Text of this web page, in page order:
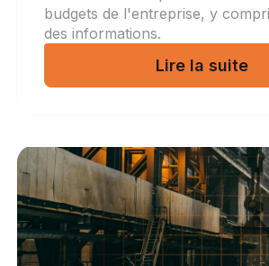
budgets de l'entreprise, y
des informations.
Lire la suite